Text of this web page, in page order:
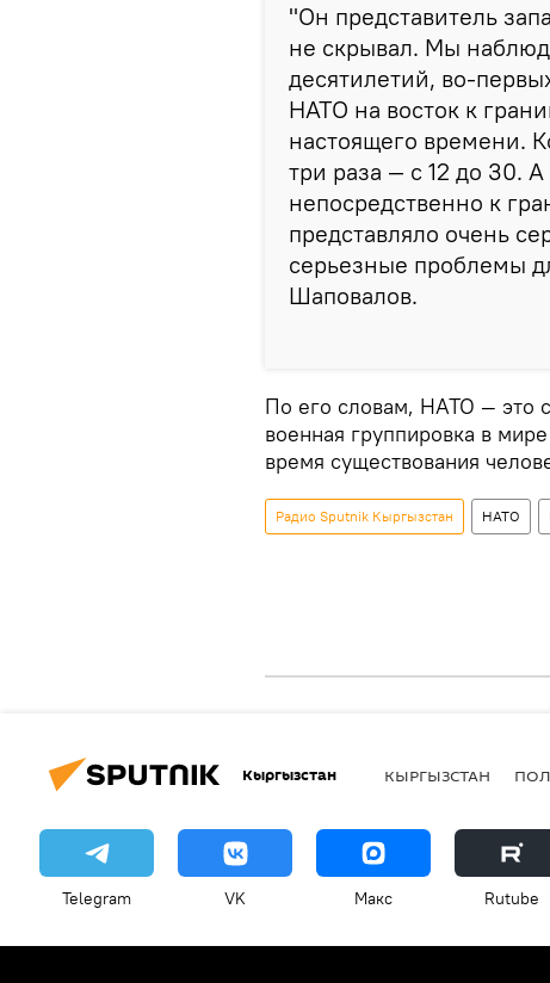
"Он представитель
не скрывал. Мы
десятилетий, во-
НАТО на восток к
настоящего времени.
три раза — с 12 до 30.
непосредственно к
представляло очень
серьезные проблемы
Шаповалов.
По его словам, НАТО — это
военная группировка в
время существования
Радио Sputnik Кыргызстан НАТО
Кыргызстан КЫРГЫЗСТАН
Telegram VK Макс Rutube